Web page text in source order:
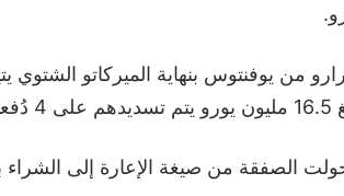
من يوفنتوس بنهاية الميركاتو الشتوي
الصفقة من صيغة الإعارة إلى الشراء